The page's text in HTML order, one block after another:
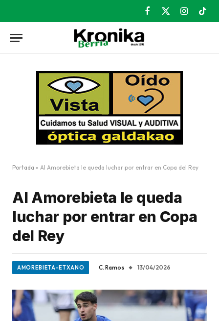
Facebook
X
Instagram
Portada » Al Amorebieta le queda luchar por entrar en Copa del Rey
Al Amorebieta le queda
luchar por entrar en Copa
del Rey
AMOREBIETA-ETXANO C. Ramos 13/04/2026